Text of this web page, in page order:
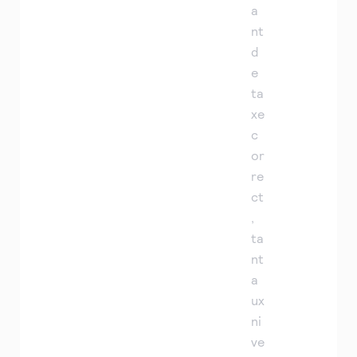
a
nt
d
e
ta
xe
c
or
re
ct
,
ta
nt
a
ux
ni
ve